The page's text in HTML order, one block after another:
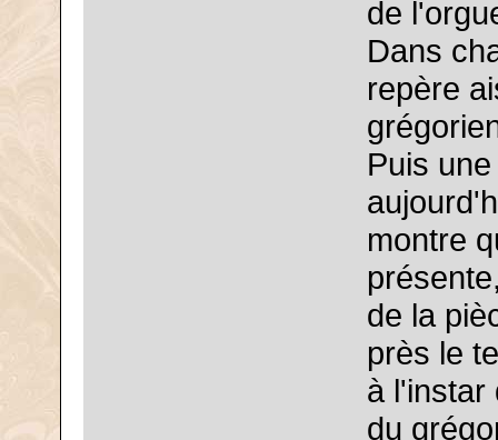
de
Dans
repère
Puis
montre
de la
près le
à l'instar
du